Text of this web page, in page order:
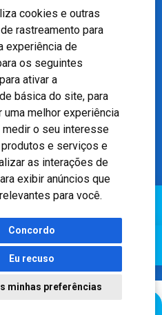
cookies e outras
rastreamento para
experiência de
os seguintes
para ativar a
básica do site, para
uma melhor experiência
medir o seu interesse
e serviços e
as interações de
exibir anúncios que
para você.
Concordo
Eu recuso
minhas preferências
andar - Teresópolis, Porto Alegre -
– Floresta, Porto Alegre – RS,
Nasi - CREMERS 11217
- Registro Empresa (CRM-RS): 425